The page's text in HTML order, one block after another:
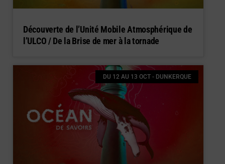
Découverte de l’Unité Mobile Atmosphérique de
l’ULCO / De la Brise de mer à la tornade
DU 12 AU 13 OCT - DUNKERQUE